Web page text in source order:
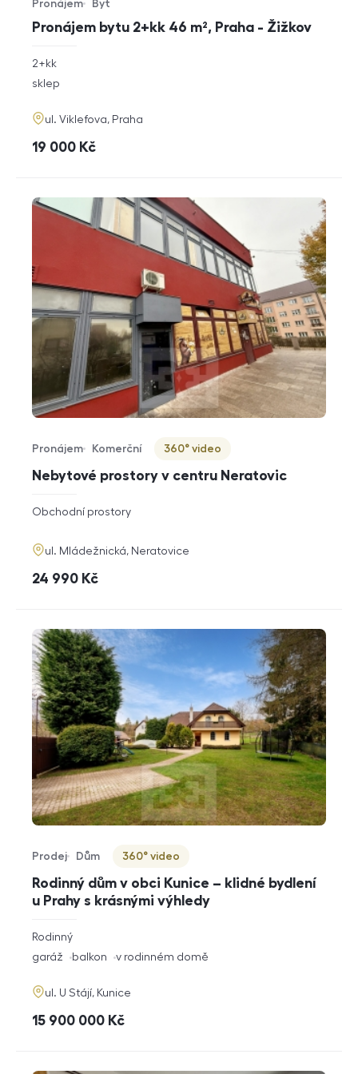
Pronájem bytu 2+kk 46 m², Praha - Žižkov
Typ nabídky
Pronájem
Typ nemovitosti
Byt
rozměry
2+kk
funkce
sklep
adresa
ul. Viklefova, Praha
cena
19 000 Kč
Nebytové prostory v centru Neratovic
Typ nabídky
Pronájem
Typ nemovitosti
Komerční
Virtuální prohlídka
360° video
rozměry
dispozice
Obchodní prostory
adresa
ul. Mládežnická, Neratovice
cena
24 990 Kč
Rodinný dům v obci Kunice – klidné bydlení
u Prahy s krásnými výhledy
Typ nabídky
Prodej
Typ nemovitosti
Dům
Virtuální prohlídka
360° video
rozměry
dispozice
Rodinný
funkce
garáž balkon v rodinném domě
adresa
ul. U Stájí, Kunice
cena
15 900 000 Kč